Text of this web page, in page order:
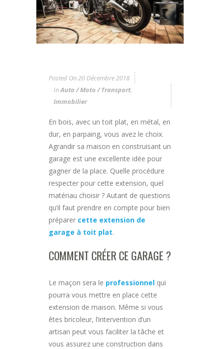
Posted On20 Décembre 2018
InAuto / Moto / Transport,
Immobilier
En bois, avec un toit plat, en métal, en
dur, en parpaing, vous avez le choix.
Agrandir sa maison en construisant un
garage est une excellente idée pour
gagner de la place. Quelle procédure
respecter pour cette extension, quel
matériau choisir ? Autant de questions
qu’il faut prendre en compte pour bien
préparer cette extension de
garage à toit plat.
COMMENT CRÉER CE GARAGE ?
Le maçon sera le professionnel qui
pourra vous mettre en place cette
extension de maison. Même si vous
êtes bricoleur, l’intervention d’un
artisan peut vous faciliter la tâche et
vous assurez une construction dans